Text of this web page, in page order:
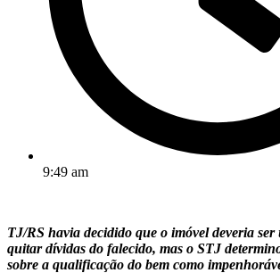
9:49 am
TJ/RS havia decidido que o imóvel deveria
quitar dívidas do falecido, mas o STJ
sobre a qualificação do bem como